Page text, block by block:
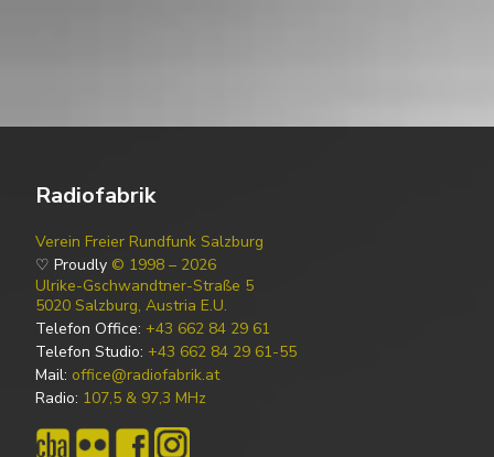
Radiofabrik
Verein Freier Rundfunk Salzburg
♡ Proudly © 1998 – 2026
Ulrike-Gschwandtner-Straße 5
5020 Salzburg, Austria E.U.
Telefon Office: +43 662 84 29 61
Telefon Studio: +43 662 84 29 61-55
Mail: office@radiofabrik.at
Radio: 107,5 & 97,3 MHz